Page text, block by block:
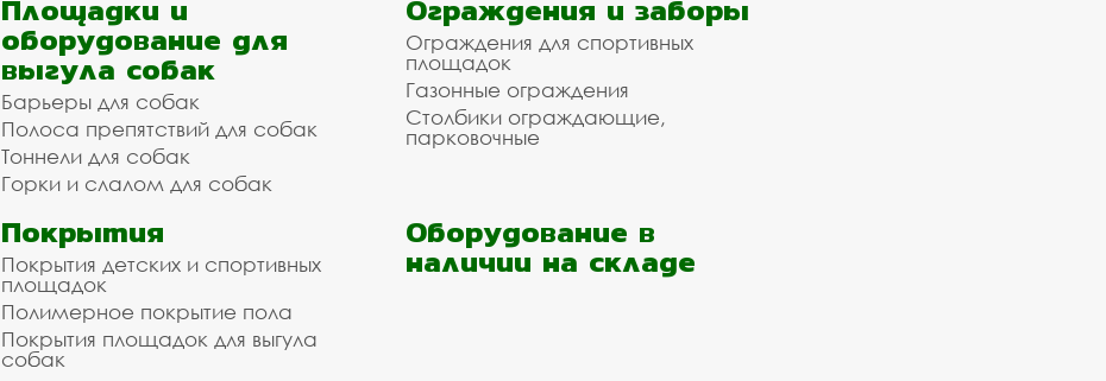
Площадки и
оборудование для
выгула собак
Барьеры для собак
Полоса препятствий для собак
Тоннели для собак
Горки и слалом для собак
Ограждения и заборы
Ограждения для спортивных
площадок
Газонные ограждения
Столбики ограждающие,
парковочные
Покрытия
Покрытия детских и спортивных
площадок
Полимерное покрытие пола
Покрытия площадок для выгула
собак
Оборудование в
наличии на складе